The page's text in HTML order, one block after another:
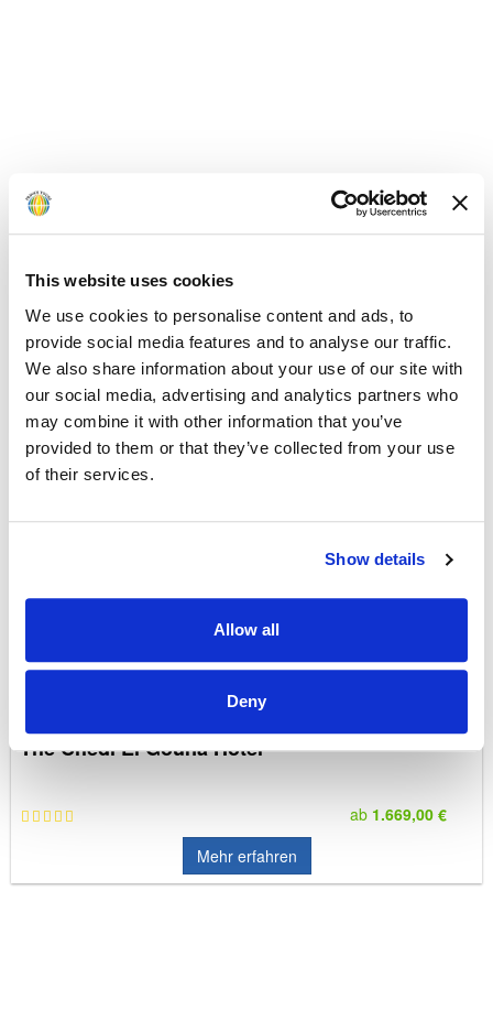
This website uses cookies
We use cookies to personalise content and ads, to
provide social media features and to analyse our traffic.
We also share information about your use of our site with
our social media, advertising and analytics partners who
may combine it with other information that you’ve
provided to them or that they’ve collected from your use
of their services.
Show details
Allow all
Deny
The Cascades Soma Bay Golf Resort & Spa
ab949,00 €
Mehr erfahren
The Chedi El Gouna Hotel
ab 1.669,00 €
Mehr erfahren